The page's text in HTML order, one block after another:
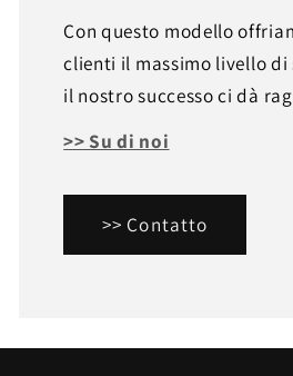
Con questo modello
clienti il massimo livello di
il nostro successo ci dà
>> Su di noi
>> Contatto